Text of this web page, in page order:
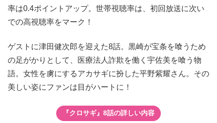
率は0.4ポイントアップ。世帯視聴率は、初回放送に次い
での高視聴率をマーク！
ゲストに津田健次郎を迎えた8話。黒崎が宝条を喰うため
の足がかりとして、医療法人詐欺を働く宇佐美を喰う物
語。女性を虜にするアカサギに扮した平野紫耀さん。その
美しい姿にファンは目がハートに！
『クロサギ』8話の詳しい内容